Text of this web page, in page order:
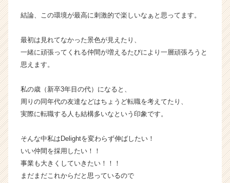
リ
h
e
C
a
r
r）
結論、この環境が最高に刺激的で楽しいなぁと思ってます。
最初は見れてなかった景色が見えたり、
一緒に頑張ってくれる仲間が増えるたびにより一層頑張ろうと
思えます。
私の歳（新卒3年目の代）になると、
周りの同年代の友達などはちょうど転職を考えてたり、
実際に転職する人も結構多いなという印象です。
そんな中私はDelightを変わらず伸ばしたい！
いい仲間を採用したい！！
事業も大きくしていきたい！！！
まだまだこれからだと思っているので